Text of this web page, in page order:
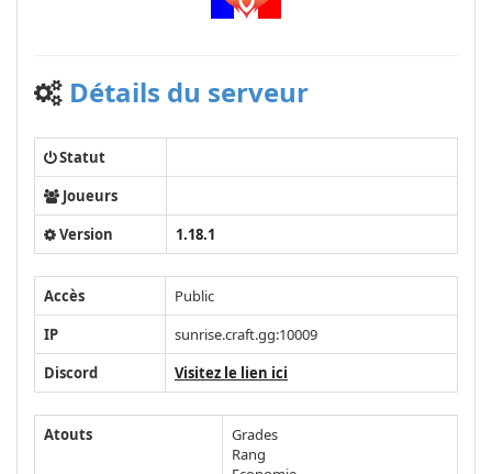
Détails du serveur
Statut
Joueurs
Version
1.18.1
Accès
Public
IP
sunrise.craft.gg:10009
Discord
Visitez le lien ici
Atouts
Grades
Rang